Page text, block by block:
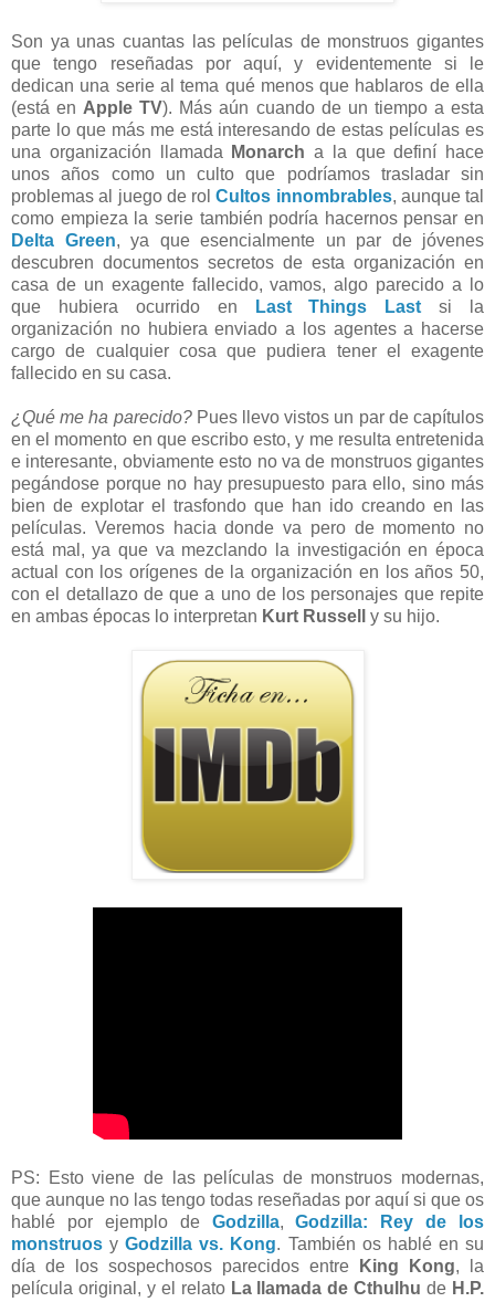
Son ya unas cuantas las películas de monstruos gigantes
que tengo reseñadas por aquí, y evidentemente si le
dedican una serie al tema qué menos que hablaros de ella
(está en Apple TV). Más aún cuando de un tiempo a esta
parte lo que más me está interesando de estas películas es
una organización llamada
Monarch a la que definí hace
unos años como un culto que podríamos trasladar sin
problemas al juego de rolCultos innombrables, aunque tal
como empieza la serie también podría hacernos pensar en
Delta Green, ya que esencialmente un par de jóvenes
descubren documentos secretos de esta organización en
casa de un exagente fallecido, vamos, algo parecido a lo
que hubiera ocurrido en
Last Things Last si la
organización no hubiera enviado a los agentes a hacerse
cargo de cualquier cosa que pudiera tener el exagente
fallecido en su casa.
¿Qué me ha parecido?Pues llevo vistos un par de capítulos
en el momento en que escribo esto, y me resulta entretenida
e interesante, obviamente esto no va de monstruos gigantes
pegándose porque no hay presupuesto para ello, sino más
bien de explotar el trasfondo que han ido creando en las
películas. Veremos hacia donde va pero de momento no
está mal, ya que va mezclando la investigación en época
actual con los orígenes de la organización en los años 50,
con el detallazo de que a uno de los personajes que repite
en ambas épocas lo interpretan Kurt Russell y su hijo.
PS: Esto viene de las películas de monstruos modernas,
que aunque no las tengo todas reseñadas por aquí si que os
hablé por ejemplo de Godzilla,Godzilla: Rey de los
monstruos yGodzilla vs. Kong. También os hablé en su
día de los sospechosos parecidos entre
King Kong, la
película original, y el relato La llamada de Cthulhu de H.P.